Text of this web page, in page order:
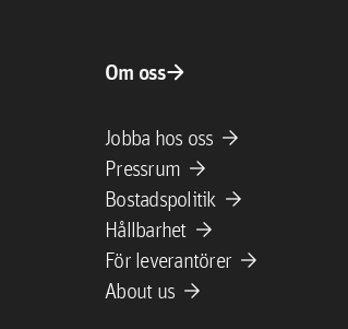
Om ossarrow_forward
Jobba hos oss arrow_forward
Pressrum arrow_forward
Bostadspolitik arrow_forward
Hållbarhet arrow_forward
För leverantörer arrow_forward
About us arrow_forward